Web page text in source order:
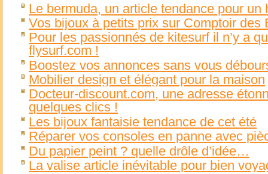
Le bermuda, un article tendance pour un
Vos bijoux à petits prix sur Comptoir des
Pour les passionnés de kitesurf il n’y a
flysurf.com !
Boostez vos annonces sans vous
Mobilier design et élégant pour la maison
Docteur-discount.com, une adresse
quelques clics !
Les bijoux fantaisie tendance de cet été
Réparer vos consoles en panne avec
Du papier peint ? quelle drôle d’idée…
La valise article inévitable pour bien